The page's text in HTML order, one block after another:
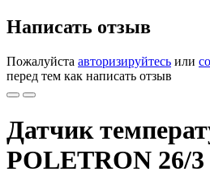
Написать отзыв
Пожалуйста авторизируйтесь или
перед тем как написать отзыв
Датчик
POLETRON 26/3